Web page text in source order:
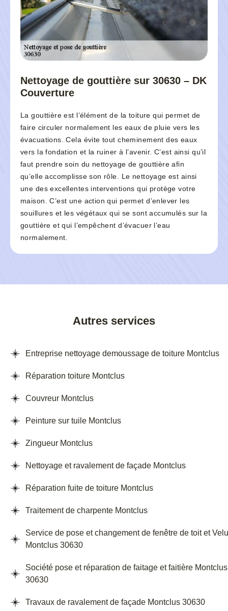
Nettoyage de gouttière sur 30630 – DK
Couverture
La gouttière est l’élément de la toiture qui permet de
faire circuler normalement les eaux de pluie vers les
évacuations. Cela évite tout cheminement des eaux
vers la fondation et la ruiner à l’avenir. C’est ainsi qu’il
faut prendre soin du nettoyage de gouttière afin
qu’elle accomplisse son rôle. Le nettoyage est ainsi
une des excellentes interventions qui protège votre
maison. C’est une action qui permet d’enlever les
souillures et les végétaux qui se sont accumulés sur la
gouttière et qui l’empêchent d’évacuer l’eau
normalement.
Autres services
Entreprise nettoyage demoussage de toiture Montclus
Réparation toiture Montclus
Couvreur Montclus
Peinture sur tuile Montclus
Zingueur Montclus
Nettoyage et ravalement de façade Montclus
Réparation fuite de toiture Montclus
Traitement de charpente Montclus
Service de pose et changement de fenêtre de toit et
Montclus 30630
Société pose et réparation de faitage et faitière Montclus
30630
Travaux de ravalement de façade Montclus 30630